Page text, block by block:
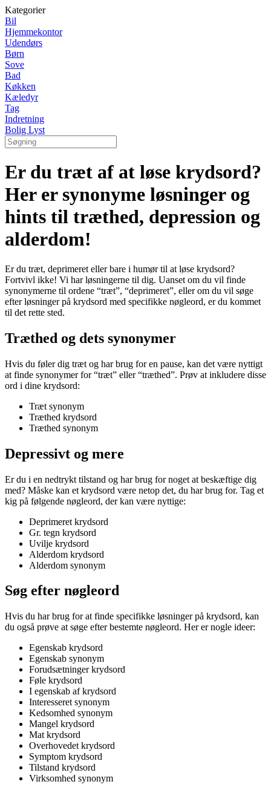
Kategorier
Bil
Hjemmekontor
Udendørs
Børn
Sove
Bad
Køkken
Kæledyr
Tag
Indretning
Bolig Lyst
Er du træt af at løse krydsord?
Her er synonyme løsninger og
hints til træthed, depression og
alderdom!
Er du træt, deprimeret eller bare i humør til at løse krydsord?
Fortvivl ikke! Vi har løsningerne til dig. Uanset om du vil finde
synonymerne til ordene “træt”, “deprimeret”, eller om du vil søge
efter løsninger på krydsord med specifikke nøgleord, er du kommet
til det rette sted.
Træthed og dets synonymer
Hvis du føler dig træt og har brug for en pause, kan det være nyttigt
at finde synonymer for “træt” eller “træthed”. Prøv at inkludere disse
ord i dine krydsord:
Træt synonym
Træthed krydsord
Træthed synonym
Depressivt og mere
Er du i en nedtrykt tilstand og har brug for noget at beskæftige dig
med? Måske kan et krydsord være netop det, du har brug for. Tag et
kig på følgende nøgleord, der kan være nyttige:
Deprimeret krydsord
Gr. tegn krydsord
Uvilje krydsord
Alderdom krydsord
Alderdom synonym
Søg efter nøgleord
Hvis du har brug for at finde specifikke løsninger på krydsord, kan
du også prøve at søge efter bestemte nøgleord. Her er nogle ideer:
Egenskab krydsord
Egenskab synonym
Forudsætninger krydsord
Føle krydsord
I egenskab af krydsord
Interesseret synonym
Kedsomhed synonym
Mangel krydsord
Mat krydsord
Overhovedet krydsord
Symptom krydsord
Tilstand krydsord
Virksomhed synonym